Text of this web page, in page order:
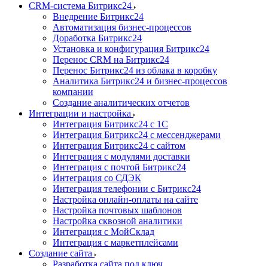
CRM-система Битрикс24
Внедрение Битрикс24
Автоматизация бизнес-процессов
Доработка Битрикс24
Установка и конфигурация Битрикс24
Перенос CRM на Битрикс24
Перенос Битрикс24 из облака в коробку
Аналитика Битрикс24 и бизнес-процессов
компании
Создание аналитических отчетов
Интеграции и настройка
Интеграция Битрикс24 с 1С
Интеграция Битрикс24 с мессенджерами
Интеграция Битрикс24 с сайтом
Интеграция с модулями доставки
Интеграция с почтой Битрикс24
Интеграция со СДЭК
Интеграция телефонии с Битрикс24
Настройка онлайн-оплаты на сайте
Настройка почтовых шаблонов
Настройка сквозной аналитики
Интеграция с МойСклад
Интеграция с маркетплейсами
Создание сайта
Разработка сайта под ключ